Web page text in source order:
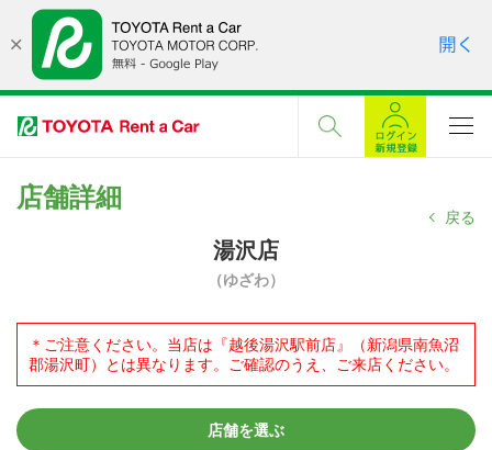
店舗詳細
戻る
湯沢店
（ゆざわ）
＊ご注意ください。当店は『越後湯沢駅前店』（新潟県南魚沼
郡湯沢町）とは異なります。ご確認のうえ、ご来店ください。
店舗を選ぶ